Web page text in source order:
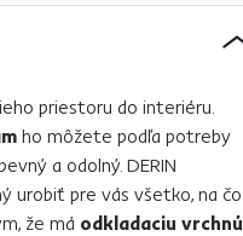
priestoru do interiéru.
ho môžete podľa potreby
a odolný. DERIN
urobiť pre vás všetko, na čo
že má odkladaciu vrchnú